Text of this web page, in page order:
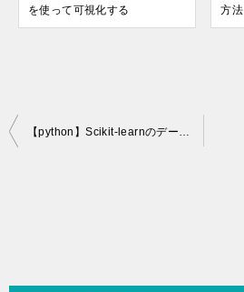
を使って可視化する 方法
投